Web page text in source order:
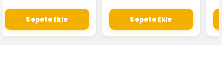
Sepete Ekle Sepete Ekle